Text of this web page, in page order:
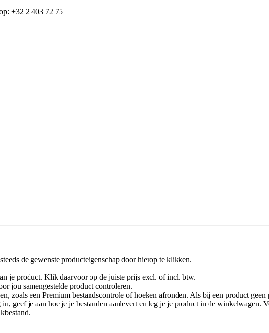
+32 2 403 72 75
de gewenste producteigenschap door hierop te klikken.
je product. Klik daarvoor op de juiste prijs excl. of incl. btw.
jou samengestelde product controleren.
zoals een Premium bestandscontrole of hoeken afronden. Als bij een product
geef je aan hoe je je bestanden aanlevert en leg je je product in de winkelwagen.